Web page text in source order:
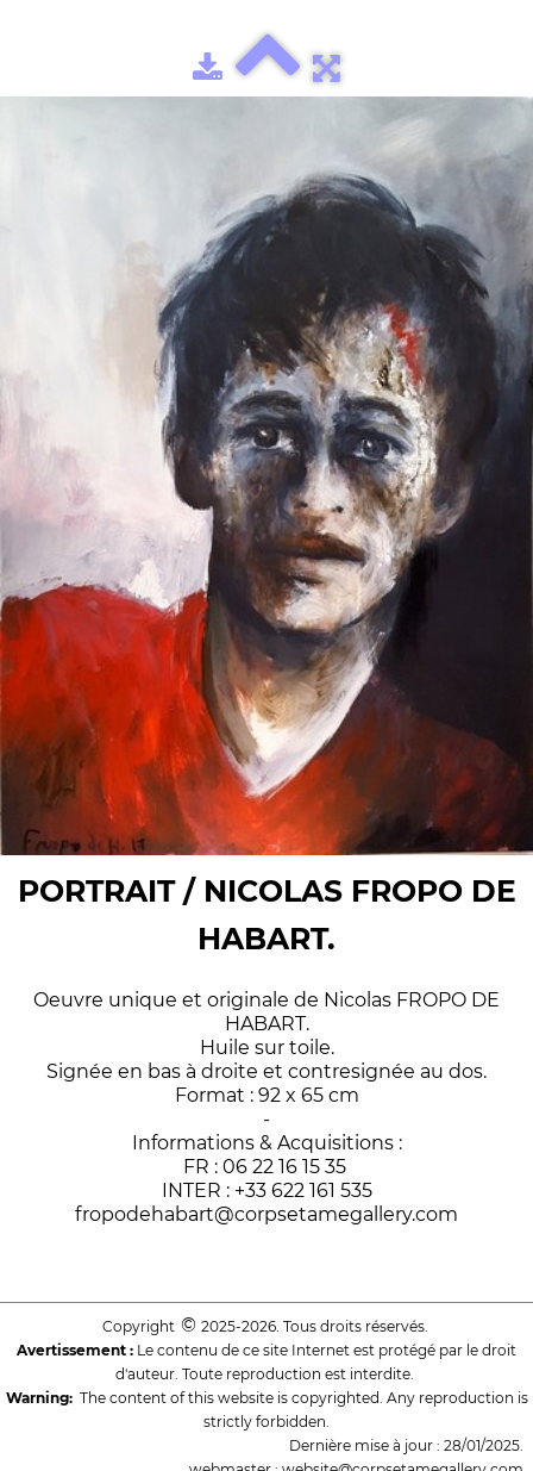
PORTRAIT / NICOLAS FROPO DE
HABART.
Oeuvre unique et originale de Nicolas FROPO DE
HABART.
Huile sur toile.
Signée en bas à droite et contresignée au dos.
Format : 92 x 65 cm
-
Informations & Acquisitions :
FR : 06 22 16 15 35
INTER : +33 622 161 535
fropodehabart@corpsetamegallery.com
Copyright © 2025-2026. Tous droits réservés.
Avertissement : Le contenu de ce site Internet est protégé par le droit
d'auteur. Toute reproduction est interdite.
Warning: The content of this website is copyrighted. Any reproduction is
strictly forbidden.
Dernière mise à jour : 28/01/2025.